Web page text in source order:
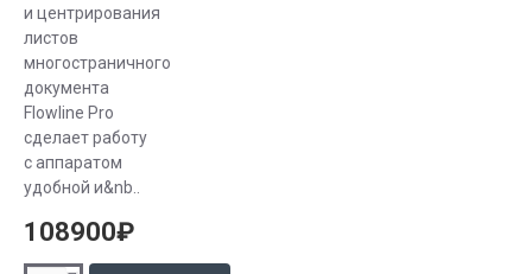
и центрирования
листов
многостраничного
документа
Flowline Pro
сделает работу
с аппаратом
удобной и&nb..
108900₽